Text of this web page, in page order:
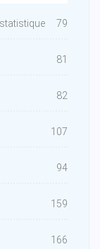
79
81
82
107
94
159
166